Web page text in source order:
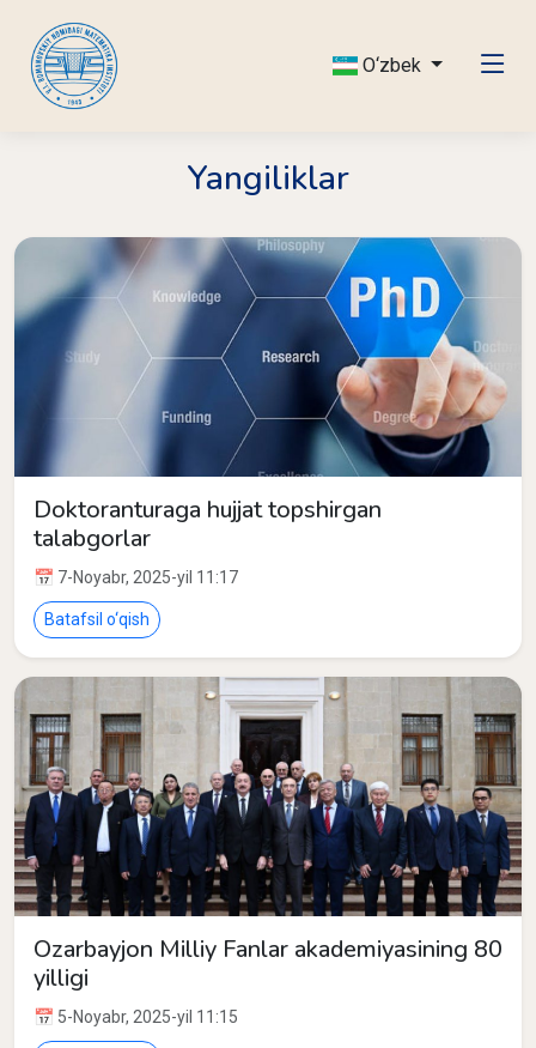
O‘zbek
Yangiliklar
Doktoranturaga hujjat topshirgan
talabgorlar
📅 7-Noyabr, 2025-yil 11:17
Batafsil o‘qish
Ozarbayjon Milliy Fanlar akademiyasining 80
yilligi
📅 5-Noyabr, 2025-yil 11:15